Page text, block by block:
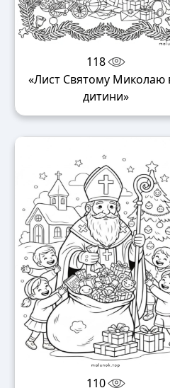
118
«Лист Святому Миколаю
дитини»
110